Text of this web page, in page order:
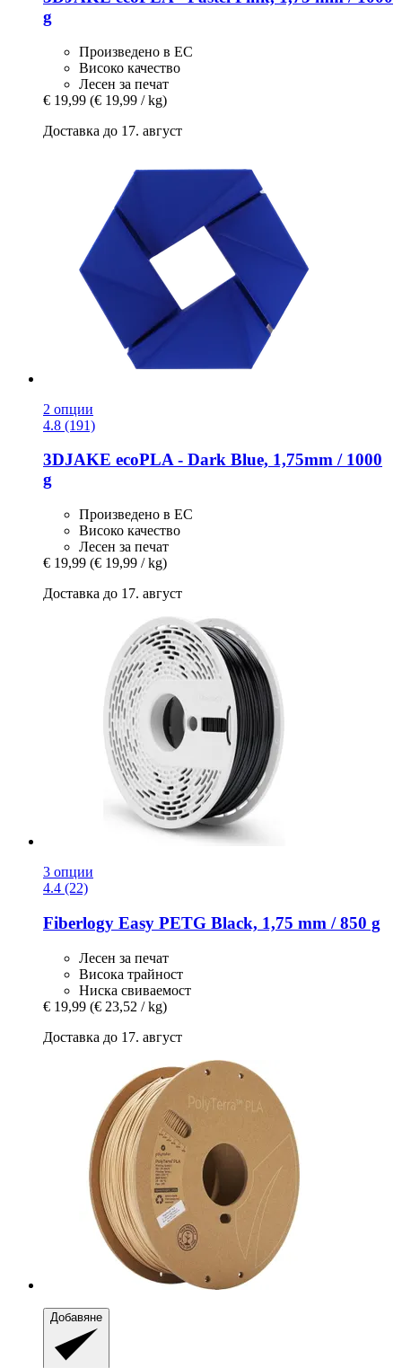
g
Произведено в ЕС
Високо качество
Лесен за печат
€ 19,99 (€ 19,99 / kg)
Доставка до 17. август
2 опции
4.8 (191)
3DJAKE ecoPLA -​ Dark Blue, 1,75mm / 1000
g
Произведено в ЕС
Високо качество
Лесен за печат
€ 19,99 (€ 19,99 / kg)
Доставка до 17. август
3 опции
4.4 (22)
Fiberlogy Easy PETG Black, 1,75 mm / 850 g
Лесен за печат
Висока трайност
Ниска свиваемост
€ 19,99 (€ 23,52 / kg)
Доставка до 17. август
Добавяне